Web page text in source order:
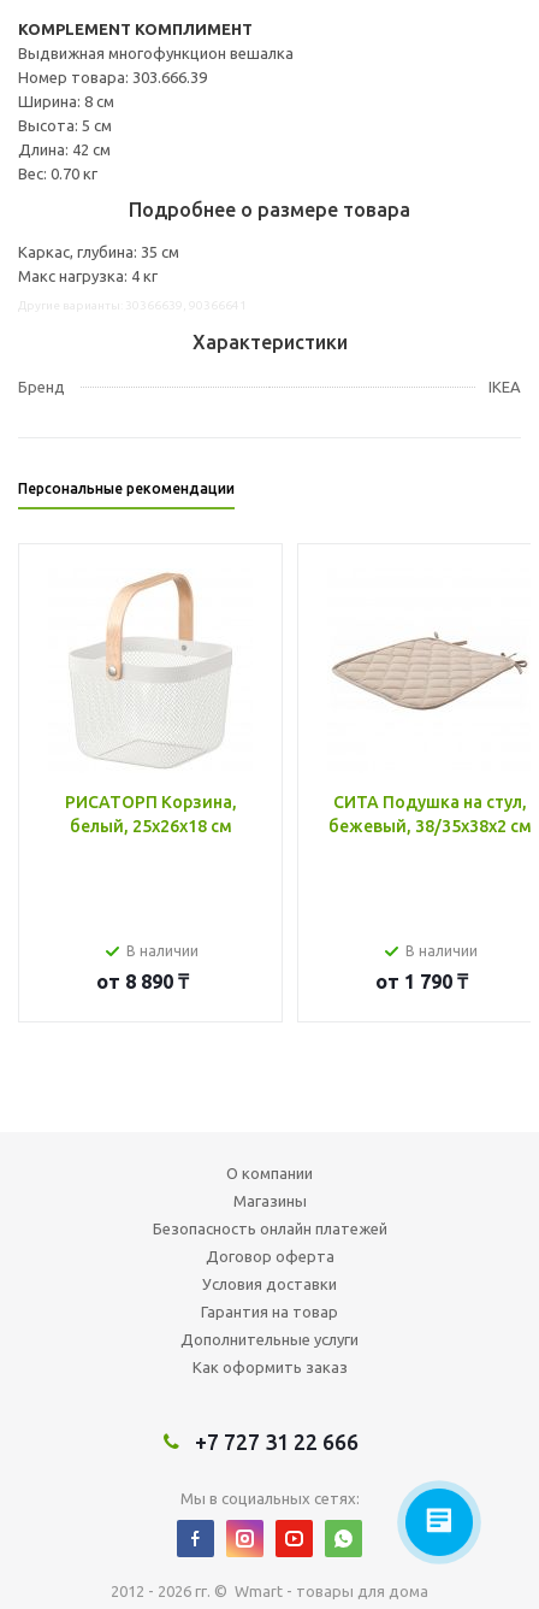
KOMPLEMENT КОМПЛИМЕНТ
Выдвижная многофункцион вешалка
Номер товара: 303.666.39
Ширина: 8 см
Высота: 5 см
Длина: 42 см
Вес: 0.70 кг
Подробнее о размере товара
Каркас, глубина: 35 см
Макс нагрузка: 4 кг
Характеристики
Бренд IKEA
Персональные рекомендации
РИСАТОРП Корзина,
белый, 25x26x18 см
В наличии
от 8 890 ₸
СИТА Подушка на стул,
бежевый, 38/35x38x2 см
В наличии
от 1 790 ₸
О компании
Магазины
Безопасность онлайн платежей
Договор оферта
Условия доставки
Гарантия на товар
Дополнительные услуги
Как оформить заказ
+7 727 31 22 666
Мы в социальных сетях:
2012 - 2026 гг. © Wmart - товары для дома